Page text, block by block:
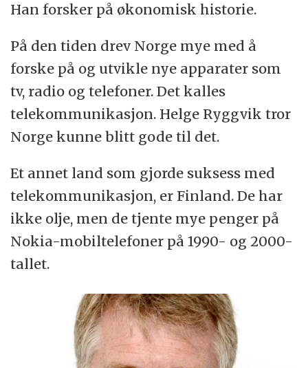
Han forsker på økonomisk historie.
På den tiden drev Norge mye med å
forske på og utvikle nye apparater som
tv, radio og telefoner. Det kalles
telekommunikasjon. Helge Ryggvik tror
Norge kunne blitt gode til det.
Et annet land som gjorde suksess med
telekommunikasjon, er Finland. De har
ikke olje, men de tjente mye penger på
Nokia-mobiltelefoner på 1990- og 2000-
tallet.